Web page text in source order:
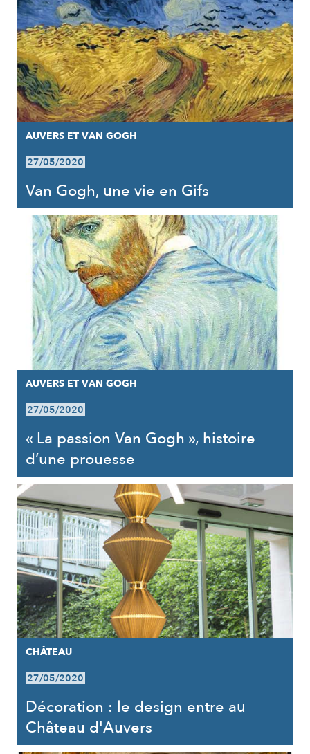
AUVERS ET VAN GOGH
27/05/2020
Van Gogh, une vie en Gifs
AUVERS ET VAN GOGH
27/05/2020
« La passion Van Gogh », histoire
d’une prouesse
CHÂTEAU
27/05/2020
Décoration : le design entre au
Château d'Auvers